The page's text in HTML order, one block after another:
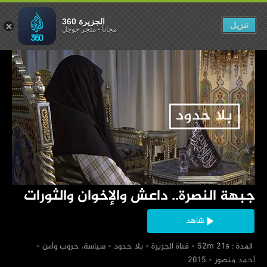
‏جبهة النصرة.. داعش والإخوان والثورات
شاهد
‏ المدة : 52m 21s
‏قناة الجزيرة ‏بلا حدود
‏سياسة، حروب وأمن
‏أحمد منصور
والثورات
الجزيرة 360
مجاناً-متجر جوجل تنزيل